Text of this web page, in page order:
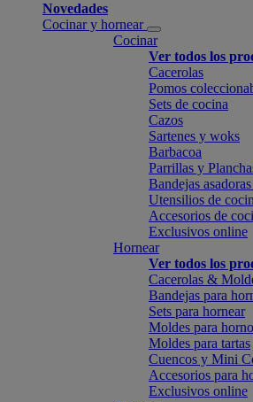
Novedades
Cocinar y hornear
Cocinar
Ver todos los
Cacerolas
Pomos
Sets de cocina
Cazos
Sartenes y woks
Barbacoa
Parrillas y
Bandejas
Utensilios de
Accesorios de
Exclusivos online
Hornear
Ver todos los
Cacerolas &
Bandejas para
Sets para hornear
Moldes para horno
Moldes para tartas
Cuencos y Mini
Accesorios para
Exclusivos online